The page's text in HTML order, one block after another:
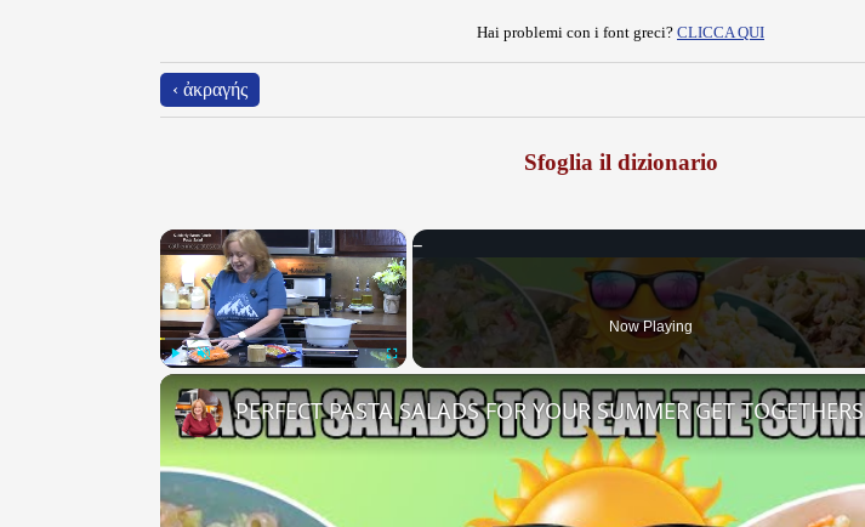
Hai problemi con i font greci? CLICCA QUI
‹ ἀκραγής
Sfoglia il dizionario
×
Now Playing
PERFECT PASTA SALADS FOR YOUR SUMMER GET TOGETHERS